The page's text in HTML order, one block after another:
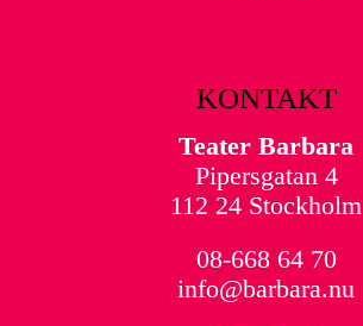
KONTAKT
Teater Barbara
Pipersgatan 4
112 24 Stockholm
08-668 64 70
info@barbara.nu